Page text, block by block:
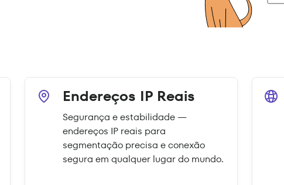
Endereços IP Reais
Segurança e estabilidade —
endereços IP reais para
segmentação precisa e conexão
segura em qualquer lugar do mundo.